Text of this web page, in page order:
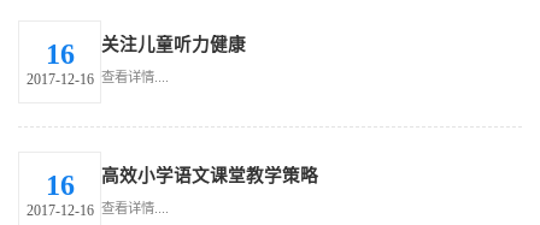
16
2017-12-16
关注儿童听力健康
查看详情....
16
2017-12-16
高效小学语文课堂教学策略
查看详情....